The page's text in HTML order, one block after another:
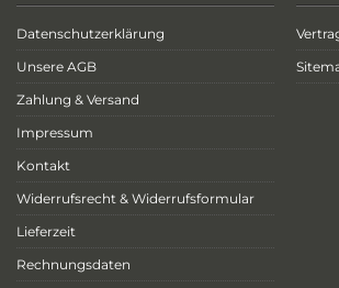
Datenschutzerklärung
Unsere AGB
Zahlung & Versand
Impressum
Kontakt
Widerrufsrecht & Widerrufsformular
Lieferzeit
Rechnungsdaten